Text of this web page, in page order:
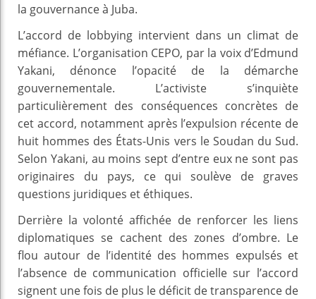
la gouvernance à Juba.
L’accord de lobbying intervient dans un climat de
méfiance. L’organisation CEPO, par la voix d’Edmund
Yakani, dénonce l’opacité de la démarche
gouvernementale. L’activiste s’inquiète
particulièrement des conséquences concrètes de
cet accord, notamment après l’expulsion récente de
huit hommes des États-Unis vers le Soudan du Sud.
Selon Yakani, au moins sept d’entre eux ne sont pas
originaires du pays, ce qui soulève de graves
questions juridiques et éthiques.
Derrière la volonté affichée de renforcer les liens
diplomatiques se cachent des zones d’ombre. Le
flou autour de l’identité des hommes expulsés et
l’absence de communication officielle sur l’accord
signent une fois de plus le déficit de transparence de